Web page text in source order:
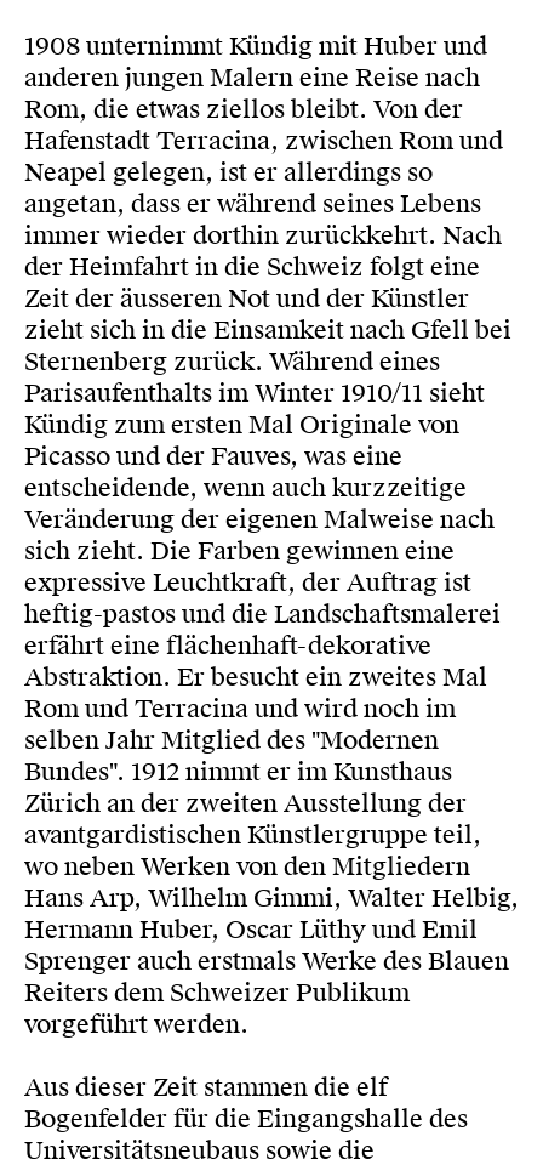
1908 unternimmt Kündig mit Huber und
anderen jungen Malern eine Reise nach
Rom, die etwas ziellos bleibt. Von der
Hafenstadt Terracina, zwischen Rom und
Neapel gelegen, ist er allerdings so
angetan, dass er während seines Lebens
immer wieder dorthin zurückkehrt. Nach
der Heimfahrt in die Schweiz folgt eine
Zeit der äusseren Not und der Künstler
zieht sich in die Einsamkeit nach Gfell bei
Sternenberg zurück. Während eines
Parisaufenthalts im Winter 1910/11 sieht
Kündig zum ersten Mal Originale von
Picasso und der Fauves, was eine
entscheidende, wenn auch kurzzeitige
Veränderung der eigenen Malweise nach
sich zieht. Die Farben gewinnen eine
expressive Leuchtkraft, der Auftrag ist
heftig-pastos und die Landschaftsmalerei
erfährt eine flächenhaft-dekorative
Abstraktion. Er besucht ein zweites Mal
Rom und Terracina und wird noch im
selben Jahr Mitglied des "Modernen
Bundes". 1912 nimmt er im Kunsthaus
Zürich an der zweiten Ausstellung der
avantgardistischen Künstlergruppe teil,
wo neben Werken von den Mitgliedern
Hans Arp, Wilhelm Gimmi, Walter Helbig,
Hermann Huber, Oscar Lüthy und Emil
Sprenger auch erstmals Werke des Blauen
Reiters dem Schweizer Publikum
vorgeführt werden.
Aus dieser Zeit stammen die elf
Bogenfelder für die Eingangshalle des
Universitätsneubaus sowie die